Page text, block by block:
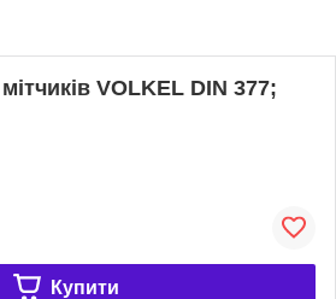
VOLKEL DIN 377;
Купити